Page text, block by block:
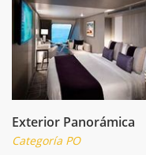
Exterior Panorámica
Categoría PO